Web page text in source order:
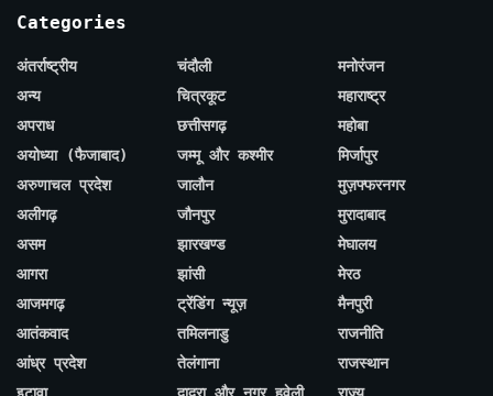
Categories
अंतर्राष्ट्रीय
अन्य
अपराध
अयोध्या (फैजाबाद)
अरुणाचल प्रदेश
अलीगढ़
असम
आगरा
आजमगढ़
आतंकवाद
आंध्र प्रदेश
इटावा
चंदौली
चित्रकूट
छत्तीसगढ़
जम्मू और कश्मीर
जालौन
जौनपुर
झारखण्ड
झांसी
ट्रेंडिंग न्यूज़
तमिलनाडु
तेलंगाना
दादरा और नगर हवेली
मनोरंजन
महाराष्ट्र
महोबा
मिर्जापुर
मुज़फ्फरनगर
मुरादाबाद
मेघालय
मेरठ
मैनपुरी
राजनीति
राजस्थान
राज्य